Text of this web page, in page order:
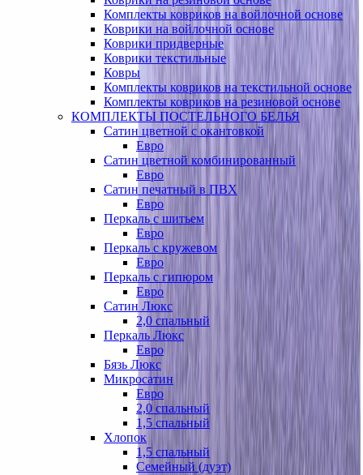
Комплекты ковриков на войлочной основе
Коврики на войлочной основе
Коврики придверные
Коврики текстильные
Ковры
Комплекты ковриков на текстильной основе
Комплекты ковриков на резиновой основе
КОМПЛЕКТЫ ПОСТЕЛЬНОГО БЕЛЬЯ
Сатин цветной с окантовкой
Евро
Сатин цветной комбинированный
Евро
Сатин печатный в ПВХ
Евро
Перкаль с шитьем
Евро
Перкаль с кружевом
Евро
Перкаль с гипюром
Евро
Сатин Люкс
2,0 спальный
Перкаль Люкс
Евро
Бязь Люкс
Микросатин
Евро
2,0 спальный
1,5 спальный
Хлопок
1,5 спальный
Семейный (дуэт)